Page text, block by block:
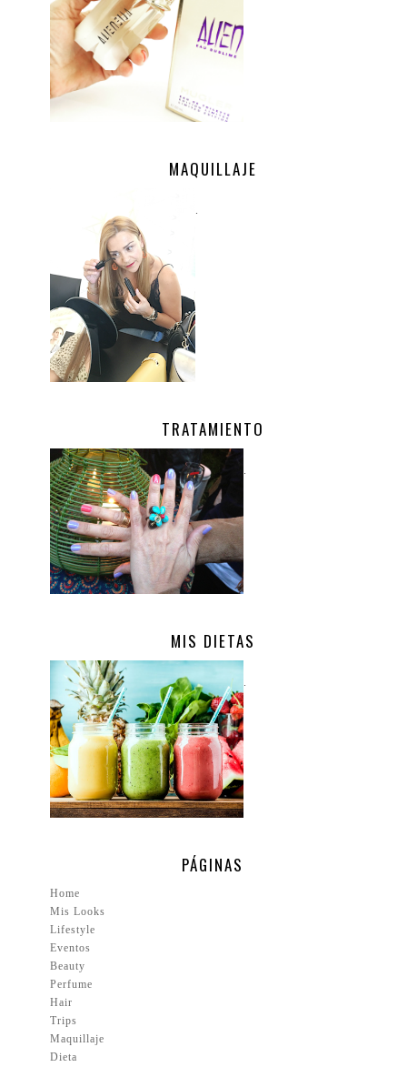
MAQUILLAJE
.
TRATAMIENTO
.
MIS DIETAS
.
PÁGINAS
Home
Mis Looks
Lifestyle
Eventos
Beauty
Perfume
Hair
Trips
Maquillaje
Dieta